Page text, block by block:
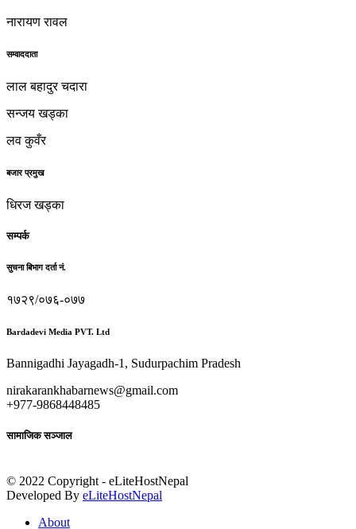
नारायण रावल
सम्वाददाता
लाल बहादुर चदारा
सन्जय खड्का
लव कुवँर
बजार प्रमुख
धिरज खड्का
सम्पर्क
सुचना बिभाग दर्ता नं.
१७२९/०७६-०७७
Bardadevi Media PVT. Ltd
Bannigadhi Jayagadh-1, Sudurpachim Pradesh
nirakarankhabarnews@gmail.com
+977-9868448485
सामाजिक सञ्जाल
© 2022 Copyright - eLiteHostNepal
Developed By eLiteHostNepal
About